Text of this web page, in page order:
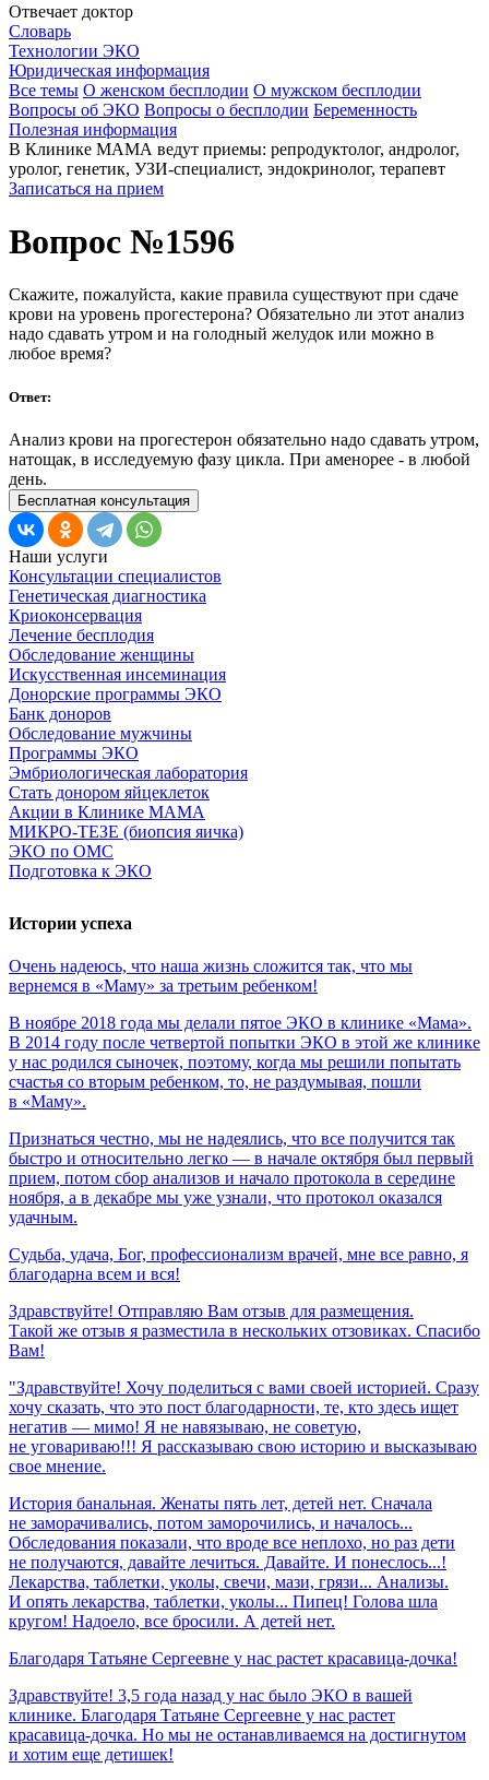
Отвечает доктор
Словарь
Технологии ЭКО
Юридическая информация
Все темы О женском бесплодии О мужском бесплодии
Вопросы об ЭКО Вопросы о бесплодии Беременность
Полезная информация
В Клинике МАМА ведут приемы: репродуктолог, андролог,
уролог, генетик, УЗИ-специалист, эндокринолог, терапевт
Записаться на прием
Вопрос №1596
Скажите, пожалуйста, какие правила существуют при сдаче
крови на уровень прогестерона? Обязательно ли этот анализ
надо сдавать утром и на голодный желудок или можно в
любое время?
Ответ:
Анализ крови на прогестерон обязательно надо сдавать утром,
натощак, в исследуемую фазу цикла. При аменорее - в любой
день.
Бесплатная консультация
Наши услуги
Консультации специалистов
Генетическая диагностика
Криоконсервация
Лечение бесплодия
Обследование женщины
Искусственная инсеминация
Донорские программы ЭКО
Банк доноров
Обследование мужчины
Программы ЭКО
Эмбриологическая лаборатория
Стать донором яйцеклеток
Акции в Клинике МАМА
МИКРО-ТЕЗЕ (биопсия яичка)
ЭКО по ОМС
Подготовка к ЭКО
Истории успеха
Очень надеюсь, что наша жизнь сложится так, что мы
вернемся в «Маму» за третьим ребенком!
В ноябре 2018 года мы делали пятое ЭКО в клинике «Мама».
В 2014 году после четвертой попытки ЭКО в этой же клинике
у нас родился сыночек, поэтому, когда мы решили попытать
счастья со вторым ребенком, то, не раздумывая, пошли
в «Маму».
Признаться честно, мы не надеялись, что все получится так
быстро и относительно легко — в начале октября был первый
прием, потом сбор анализов и начало протокола в середине
ноября, а в декабре мы уже узнали, что протокол оказался
удачным.
Судьба, удача, Бог, профессионализм врачей, мне все равно, я
благодарна всем и вся!
Здравствуйте! Отправляю Вам отзыв для размещения.
Такой же отзыв я разместила в нескольких отзовиках. Спасибо
Вам!
"Здравствуйте! Хочу поделиться с вами своей историей. Сразу
хочу сказать, что это пост благодарности, те, кто здесь ищет
негатив — мимо! Я не навязываю, не советую,
не уговариваю!!! Я рассказываю свою историю и высказываю
свое мнение.
История банальная. Женаты пять лет, детей нет. Сначала
не заморачивались, потом заморочились, и началось...
Обследования показали, что вроде все неплохо, но раз дети
не получаются, давайте лечиться. Давайте. И понеслось...!
Лекарства, таблетки, уколы, свечи, мази, грязи... Анализы.
И опять лекарства, таблетки, уколы... Пипец! Голова шла
кругом! Надоело, все бросили. А детей нет.
Благодаря Татьяне Сергеевне у нас растет красавица-дочка!
Здравствуйте! 3,5 года назад у нас было ЭКО в вашей
клинике. Благодаря Татьяне Сергеевне у нас растет
красавица-дочка. Но мы не останавливаемся на достигнутом
и хотим еще детишек!